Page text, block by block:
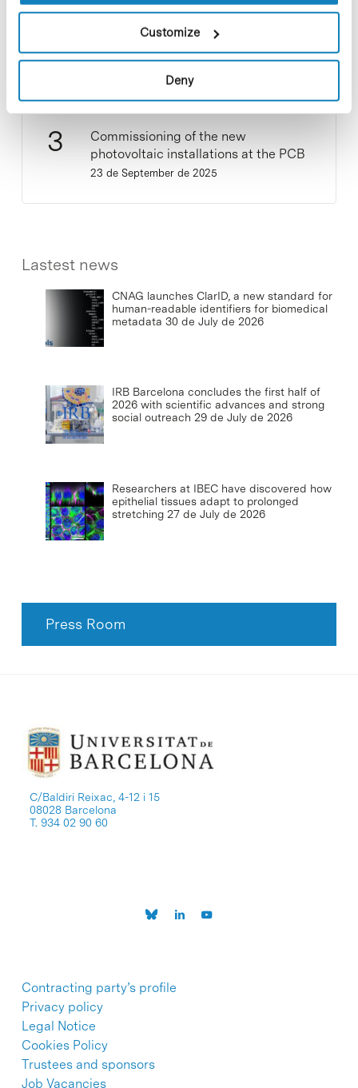
Customize
Deny
New life for terrace furniture: reuse of
resources with social impact
17 de September de 2025
Commissioning of the new
photovoltaic installations at the PCB
23 de September de 2025
Lastest news
CNAG launches ClarID, a new standard for
human-readable identifiers for biomedical
metadata 30 de July de 2026
IRB Barcelona concludes the first half of
2026 with scientific advances and strong
social outreach 29 de July de 2026
Researchers at IBEC have discovered how
epithelial tissues adapt to prolonged
stretching 27 de July de 2026
Press Room
C/Baldiri Reixac, 4-12 i 15
08028 Barcelona
T. 934 02 90 60
Contracting party’s profile
Privacy policy
Legal Notice
Cookies Policy
Trustees and sponsors
Job Vacancies